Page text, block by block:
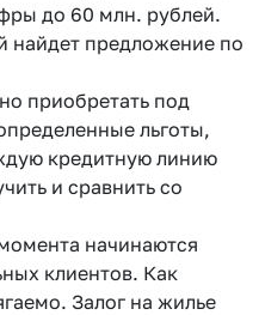
до 60 млн. рублей.
найдет предложение по
приобретать под
льготы,
кредитную линию
и сравнить со
начинаются
клиентов. Как
Залог на жилье